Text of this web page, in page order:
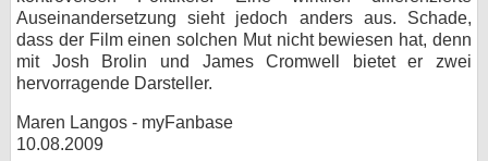
Auseinandersetzung sieht jedoch anders aus. Schade,
dass der Film einen solchen Mut nicht bewiesen hat, denn
mit Josh Brolin und James Cromwell bietet er zwei
hervorragende Darsteller.
Maren Langos - myFanbase
10.08.2009